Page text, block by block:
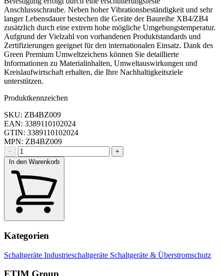
Anschlussschraube. Neben hoher Vibrationsbeständigkeit und sehr
langer Lebensdauer bestechen die Geräte der Baureihe XB4/ZB4
zusätzlich durch eine extrem hohe mögliche Umgebungstemperatur.
Aufgrund der Vielzahl von vorhandenen Produktstandards und
Zertifizierungen geeignet für den internationalen Einsatz. Dank des
Green Premium Umweltzeichens können Sie detaillierte
Informationen zu Materialinhalten, Umweltauswirkungen und
Kreislaufwirtschaft erhalten, die Ihre Nachhaltigkeitsziele
unterstützen.
Produktkennzeichen
SKU: ZB4BZ009
EAN: 3389110102024
GTIN: 3389110102024
MPN: ZB4BZ009
−
+
In den Warenkorb
Kategorien
Schaltgeräte Industrieschaltgeräte Schaltgeräte & Überstromschutz
ETIM Group